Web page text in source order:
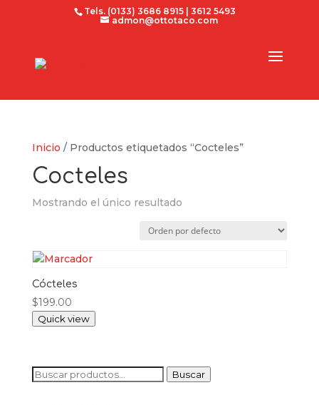
Tels. (0133) 3686 8915 | 3612 5493
admon@ottotaco.com
Inicio / Productos etiquetados “Cocteles”
Cocteles
Mostrando el único resultado
Cócteles
$199.00
Quick view
Buscar
Buscar